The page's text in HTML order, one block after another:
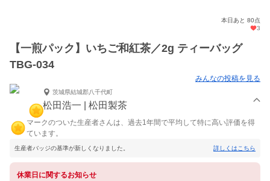
本日あと 80点
3
【一煎パック】いちご和紅茶／2g ティーバッグ
TBG-034
みんなの投稿を見る
茨城県結城郡八千代町
松田浩一 | 松田製茶
マークのついた生産者さんは、過去1年間で平均して特に高い評価を得
ています。
生産者バッジの基準が新しくなりました。 詳しくはこちら
休業日に関するお知らせ